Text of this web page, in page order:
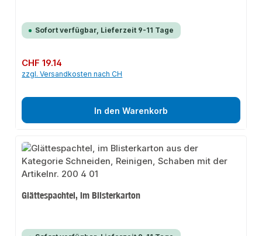
Sofort verfügbar, Lieferzeit 9-11 Tage
Regulärer Preis:
CHF 19.14
zzgl. Versandkosten nach CH
In den Warenkorb
Glättespachtel, im Blisterkarton